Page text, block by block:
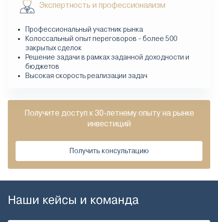
Экспертность и профессионализм
Профессиональный участник рынка
Колоссальный опыт переговоров - более 500
закрытых сделок
Решение задачи в рамках заданной доходности и
бюджетов
Высокая скорость реализации задач
Получите доступ к 30-летнему опыту на рынке
инвестиций
Получить консультацию
Наши кейсы и команда